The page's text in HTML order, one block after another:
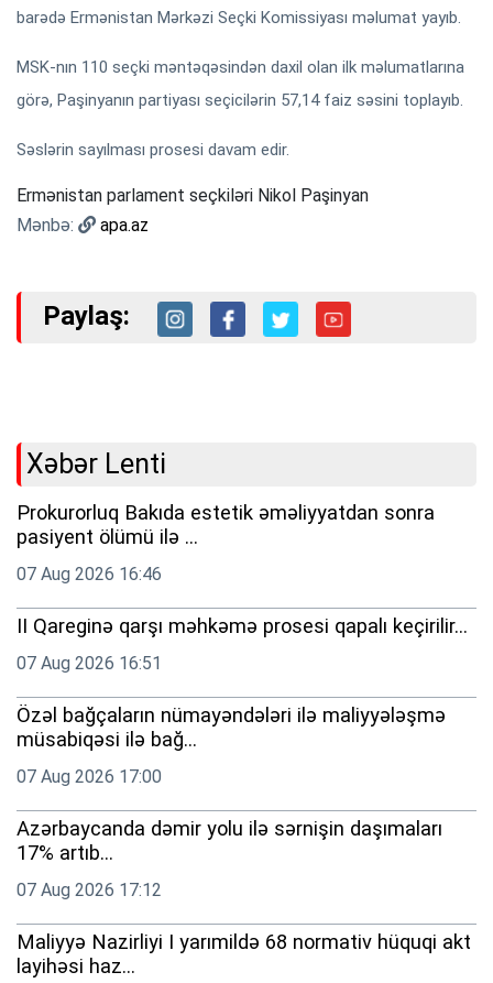
barədə Ermənistan Mərkəzi Seçki Komissiyası məlumat yayıb.
MSK-nın 110 seçki məntəqəsindən daxil olan ilk məlumatlarına
görə, Paşinyanın partiyası seçicilərin 57,14 faiz səsini toplayıb.
Səslərin sayılması prosesi davam edir.
Ermənistan parlament seçkiləri Nikol Paşinyan
Mənbə:
apa.az
Paylaş:
Xəbər Lenti
Prokurorluq Bakıda estetik əməliyyatdan sonra
pasiyent ölümü ilə ...
07 Aug 2026 16:46
II Qareginə qarşı məhkəmə prosesi qapalı keçirilir...
07 Aug 2026 16:51
Özəl bağçaların nümayəndələri ilə maliyyələşmə
müsabiqəsi ilə bağ...
07 Aug 2026 17:00
Azərbaycanda dəmir yolu ilə sərnişin daşımaları
17% artıb...
07 Aug 2026 17:12
Maliyyə Nazirliyi I yarımildə 68 normativ hüquqi akt
layihəsi haz...